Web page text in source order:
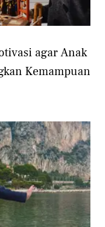
agar Anak
Kemampuan